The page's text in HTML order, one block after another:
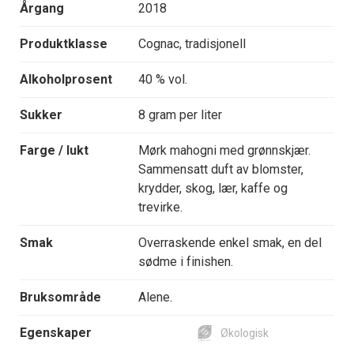
Årgang 2018
Produktklasse Cognac, tradisjonell
Alkoholprosent 40 % vol.
Sukker 8 gram per liter
Farge / lukt
Mørk mahogni med grønnskjær.
Sammensatt duft av blomster,
krydder, skog, lær, kaffe og
trevirke.
Smak
Overraskende enkel smak, en del
sødme i finishen.
Bruksområde Alene.
Egenskaper Økologisk